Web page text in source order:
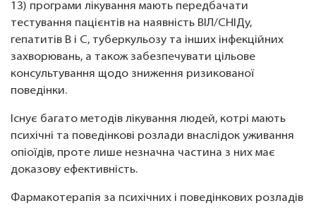
13) програми лікування мають передбачати
тестування пацієнтів на наявність ВІЛ/СНІДу,
гепатитів B і C, туберкульозу та інших інфекційних
захворювань, а також забезпечувати цільове
консультування щодо зниження ризикованої
поведінки.
Існує багато методів лікування людей, котрі мають
психічні та поведінкові розлади внаслідок уживання
опіоїдів, проте лише незначна частина з них має
доказову ефективність.
Фармакотерапія за психічних і поведінкових розладів